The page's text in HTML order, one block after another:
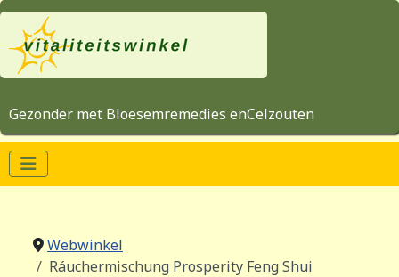
Gezonder met Bloesemremedies enCelzouten
Webwinkel
Ráuchermischung Prosperity Feng Shui